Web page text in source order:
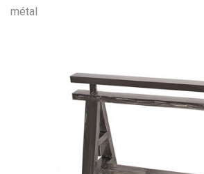
métal